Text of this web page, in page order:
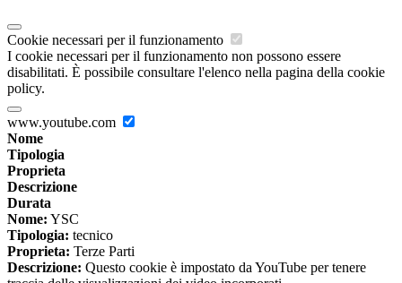
Cookie necessari per il funzionamento
I cookie necessari per il funzionamento non possono essere
disabilitati. È possibile consultare l'elenco nella pagina della cookie
policy.
www.youtube.com
Nome
Tipologia
Proprieta
Descrizione
Durata
Nome: YSC
Tipologia: tecnico
Proprieta: Terze Parti
Descrizione: Questo cookie è impostato da YouTube per tenere